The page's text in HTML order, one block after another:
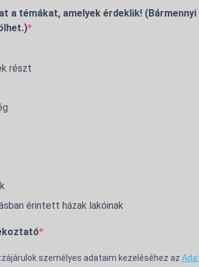
a témákat, amelyek érdeklik! (Bármennyi
részt
érintett házak lakóinak
személyes adataim kezeléséhez az